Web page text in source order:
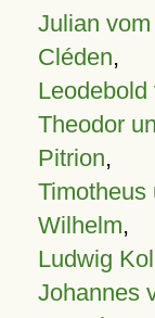
Julian
Cléden,
Leodebold
Theodor
Pitrion,
Timotheus
Wilhelm,
Ludwig
Johannes